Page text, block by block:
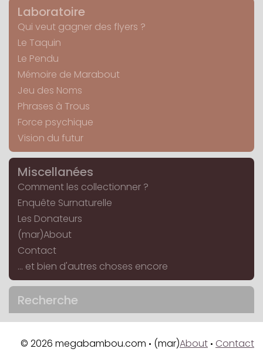
Laboratoire
Qui veut gagner des flyers ?
Le Taquin
Le Pendu
Mémoire de Marabout
Jeu des Noms
Phrases à Trous
Force psychique
Vision du futur
Miscellanées
Comment les collectionner ?
Enquête Surnaturelle
Les Donateurs
(mar)About
Contact
... et bien d'autres choses encore
Recherche
© 2026 megabambou.com • (mar)About • Contact